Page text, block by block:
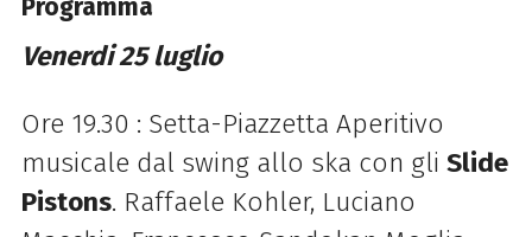
Programma
Venerdi 25 luglio
Ore 19.30 : Setta-Piazzetta Aperitivo
musicale dal swing allo ska con gli Slide
Pistons. Raffaele Kohler, Luciano